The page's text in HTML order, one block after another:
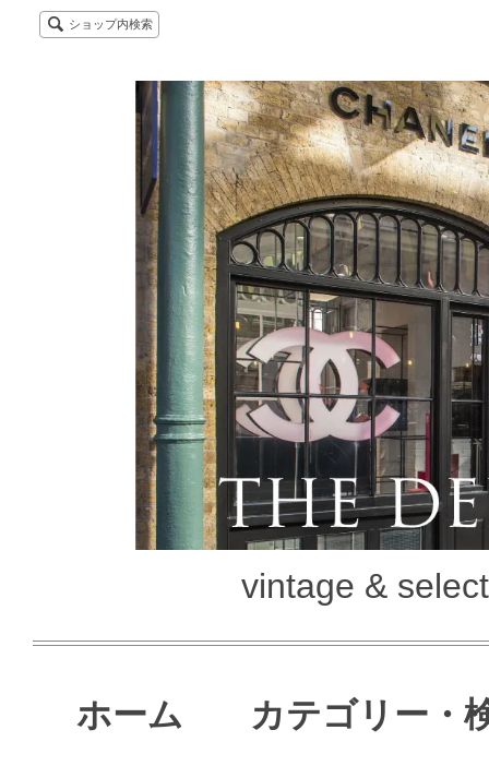
ショップ内検索
vintage &
ホーム カテゴリー・